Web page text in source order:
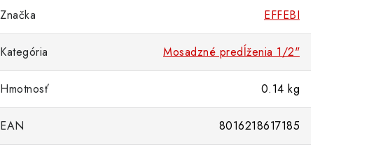
Značka EFFEBI
Kategória Mosadzné predĺženia 1/2"
Hmotnosť 0.14 kg
EAN 8016218617185